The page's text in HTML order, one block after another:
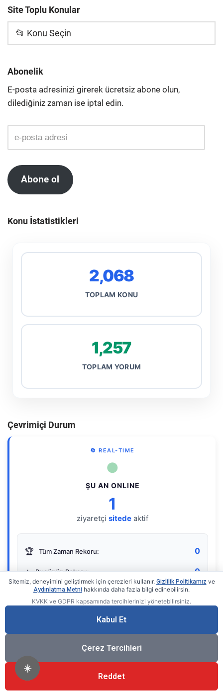
☀️
Site Toplu Konular
📂 Konu Seçin
Abonelik
E-posta adresinizi girerek ücretsiz abone olun,
dilediğiniz zaman ise iptal edin.
Abone ol
Konu İstatistikleri
2,068
TOPLAM KONU
1,257
TOPLAM YORUM
Çevrimiçi Durum
🔄 REAL-TIME
●
ŞU AN ONLINE
1
ziyaretçi sitede aktif
🏆 Tüm Zaman Rekoru: 0
⭐ Bugünün Rekoru: 0
Gerçek zamanlı sayaç
Sitemiz, deneyimini geliştirmek için çerezleri kullanır. Gizlilik Politikamız ve
Aydınlatma Metni hakkında daha fazla bilgi edinebilirsin.
KVKK ve GDPR kapsamında tercihlerinizi yönetebilirsiniz.
Kabul Et
Çerez Tercihleri
Reddet